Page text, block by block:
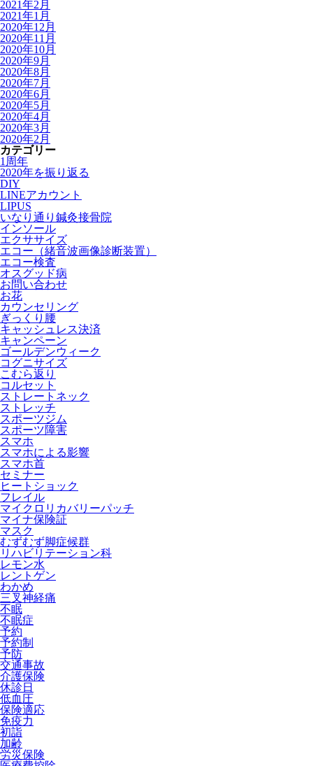
2021年2月
2021年1月
2020年12月
2020年11月
2020年10月
2020年9月
2020年8月
2020年7月
2020年6月
2020年5月
2020年4月
2020年3月
2020年2月
カテゴリー
1周年
2020年を振り返る
DIY
LINEアカウント
LIPUS
いなり通り鍼灸接骨院
インソール
エクササイズ
エコー（緒音波画像診断装置）
エコー検査
オスグッド病
お問い合わせ
お花
カウンセリング
ぎっくり腰
キャッシュレス決済
キャンペーン
ゴールデンウィーク
コグニサイズ
こむら返り
コルセット
ストレートネック
ストレッチ
スポーツジム
スポーツ障害
スマホ
スマホによる影響
スマホ首
セミナー
ヒートショック
フレイル
マイクロリカバリーパッチ
マイナ保険証
マスク
むずむず脚症候群
リハビリテーション科
レモン水
レントゲン
わかめ
三叉神経痛
不眠
不眠症
予約
予約制
予防
交通事故
介護保険
休診日
低血圧
保険適応
免疫力
初詣
加齢
労災保険